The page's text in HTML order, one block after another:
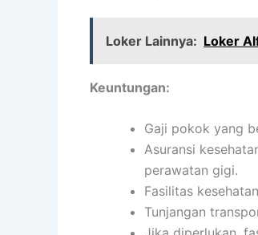
Loker Lainnya: Loker
Keuntungan:
Gaji pokok yang
Asuransi
perawatan gigi.
Fasilitas
Tunjangan